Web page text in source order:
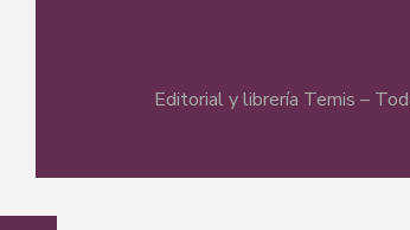
Editorial y librería Temis –